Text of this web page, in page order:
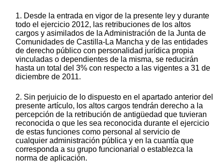
1. Desde la entrada en vigor de la presente ley y durante
todo el ejercicio 2012, las retribuciones de los altos
cargos y asimilados de la Administración de la Junta de
Comunidades de Castilla-La Mancha y de las entidades
de derecho público con personalidad jurídica propia
vinculadas o dependientes de la misma, se reducirán
hasta un total del 3% con respecto a las vigentes a 31 de
diciembre de 2011.
2. Sin perjuicio de lo dispuesto en el apartado anterior del
presente artículo, los altos cargos tendrán derecho a la
percepción de la retribución de antigüedad que tuvieran
reconocida o que les sea reconocida durante el ejercicio
de estas funciones como personal al servicio de
cualquier administración pública y en la cuantía que
corresponda a su grupo funcionarial o establezca la
norma de aplicación.